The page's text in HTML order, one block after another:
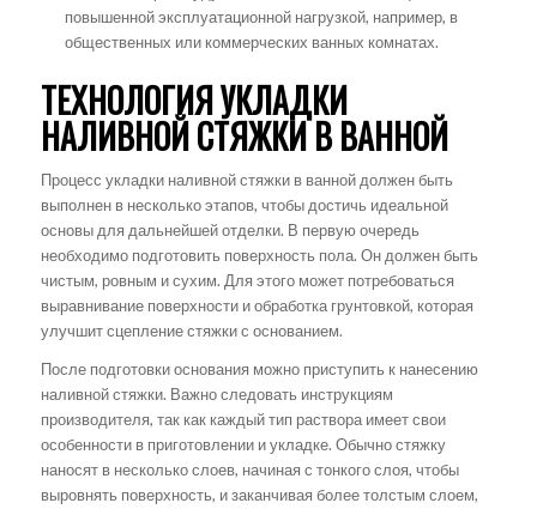
повышенной эксплуатационной нагрузкой, например, в
общественных или коммерческих ванных комнатах.
ТЕХНОЛОГИЯ УКЛАДКИ
НАЛИВНОЙ СТЯЖКИ В ВАННОЙ
Процесс укладки наливной стяжки в ванной должен быть
выполнен в несколько этапов, чтобы достичь идеальной
основы для дальнейшей отделки. В первую очередь
необходимо подготовить поверхность пола. Он должен быть
чистым, ровным и сухим. Для этого может потребоваться
выравнивание поверхности и обработка грунтовкой, которая
улучшит сцепление стяжки с основанием.
После подготовки основания можно приступить к нанесению
наливной стяжки. Важно следовать инструкциям
производителя, так как каждый тип раствора имеет свои
особенности в приготовлении и укладке. Обычно стяжку
наносят в несколько слоев, начиная с тонкого слоя, чтобы
выровнять поверхность, и заканчивая более толстым слоем,